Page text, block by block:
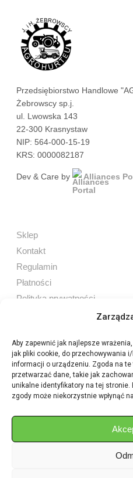
Aby zapewnić jak najlepsze
jak pliki cookie, do przechowywania
informacji o urządzeniu. Zgoda na
przetwarzać dane, takie jak
unikalne identyfikatory na tej
zgody może niekorzystnie wpłynąć
Przedsiębiorstwo Handlowe
Żebrowscy sp.j.
ul. Lwowska 143
22-300 Krasnystaw
NIP: 564-000-15-19
KRS: 0000082187
Dev & Care by Alliances
Sklep
Kontakt
Regulamin
Płatności
Polityka prywatności
Sprzedaż internetowa
Tel:605 603 753
Sprzedaż detaliczna